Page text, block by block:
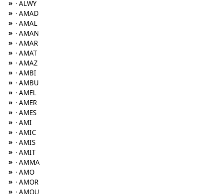
» · ALWY
» · AMAD
» · AMAL
» · AMAN
» · AMAR
» · AMAT
» · AMAZ
» · AMBI
» · AMBU
» · AMEL
» · AMER
» · AMES
» · AMI
» · AMIC
» · AMIS
» · AMIT
» · AMMA
» · AMO
» · AMOR
» · AMOU